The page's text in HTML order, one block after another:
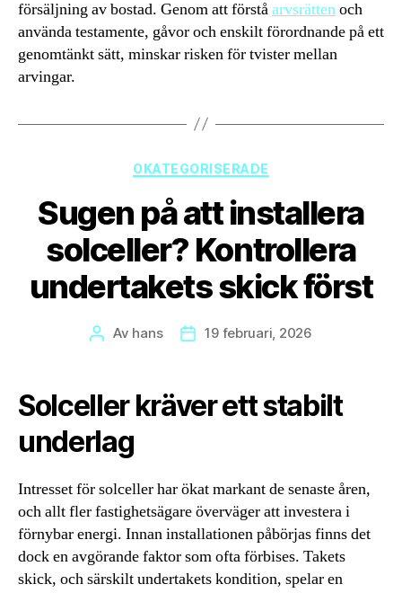
försäljning av bostad. Genom att förståarvsrättenoch
använda testamente, gåvor och enskilt förordnande på ett
genomtänkt sätt, minskar risken för tvister mellan
arvingar.
Kategorier
OKATEGORISERADE
Sugen på att installera
solceller? Kontrollera
undertakets skick först
Inläggsförfattare
Av hans Inläggsdatum
19 februari, 2026
Solceller kräver ett stabilt
underlag
Intresset för solceller har ökat markant de senaste åren,
och allt fler fastighetsägare överväger att investera i
förnybar energi. Innan installationen påbörjas finns det
dock en avgörande faktor som ofta förbises. Takets
skick, och särskilt undertakets kondition, spelar en